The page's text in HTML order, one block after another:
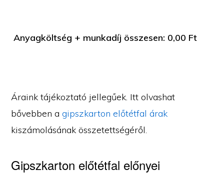
Anyagköltség + munkadíj összesen: 0,00 Ft
Áraink tájékoztató jellegűek. Itt olvashat
bővebben agipszkarton előtétfal árak
kiszámolásának összetettségéről.
Gipszkarton előtétfal előnyei